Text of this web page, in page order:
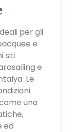
per gli
e
siti
e
Le
una
ed